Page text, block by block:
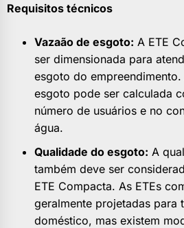
Requisitos técnicos
Vazaão de esgoto: A ETE
ser dimensionada para
esgoto do
esgoto pode ser calculada
número de usuários e no
água.
Qualidade do esgoto: A
também deve ser
ETE Compacta. As ETEs
geralmente projetadas para
doméstico, mas existem